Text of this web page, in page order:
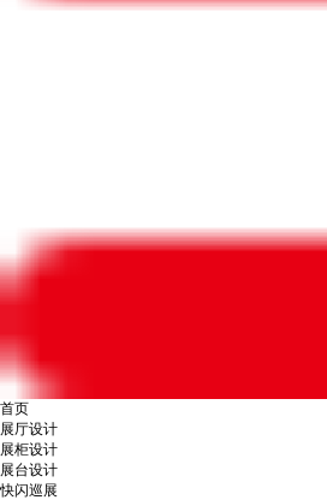
首页
展厅设计
展柜设计
展台设计
快闪巡展